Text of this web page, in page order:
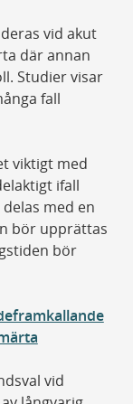
vid akut
där annan
Studier visar
fall
viktigt med
ifall
med en
bör upprättas
bör
vid